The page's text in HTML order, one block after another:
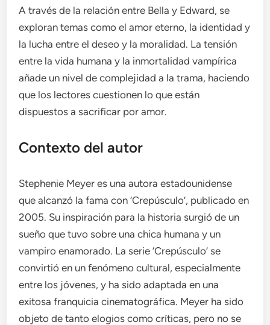
A través de la relación entre Bella y Edward, se
exploran temas como el amor eterno, la identidad y
la lucha entre el deseo y la moralidad. La tensión
entre la vida humana y la inmortalidad vampírica
añade un nivel de complejidad a la trama, haciendo
que los lectores cuestionen lo que están
dispuestos a sacrificar por amor.
Contexto del autor
Stephenie Meyer es una autora estadounidense
que alcanzó la fama con ‘Crepúsculo’, publicado en
2005. Su inspiración para la historia surgió de un
sueño que tuvo sobre una chica humana y un
vampiro enamorado. La serie ‘Crepúsculo’ se
convirtió en un fenómeno cultural, especialmente
entre los jóvenes, y ha sido adaptada en una
exitosa franquicia cinematográfica. Meyer ha sido
objeto de tanto elogios como críticas, pero no se